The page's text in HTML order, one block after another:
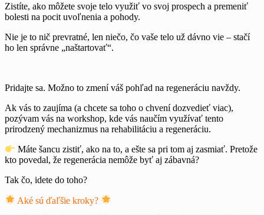
Zistíte, ako môžete svoje telo využiť vo svoj prospech a premeniť
bolesti na pocit uvoľnenia a pohody.
Nie je to nič prevratné, len niečo, čo vaše telo už dávno vie – stačí
ho len správne „naštartovať“.
Pridajte sa. Možno to zmení váš pohľad na regeneráciu navždy.
Ak vás to zaujíma (a chcete sa toho o chvení dozvedieť viac),
pozývam vás na workshop, kde vás naučím využívať tento
prirodzený mechanizmus na rehabilitáciu a regeneráciu.
Máte šancu zistiť, ako na to, a ešte sa pri tom aj zasmiať. Pretože
kto povedal, že regenerácia nemôže byť aj zábavná?
Tak čo, idete do toho?
Aké sú ďaľšie kroky?